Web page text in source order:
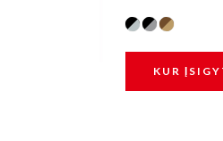
KUR